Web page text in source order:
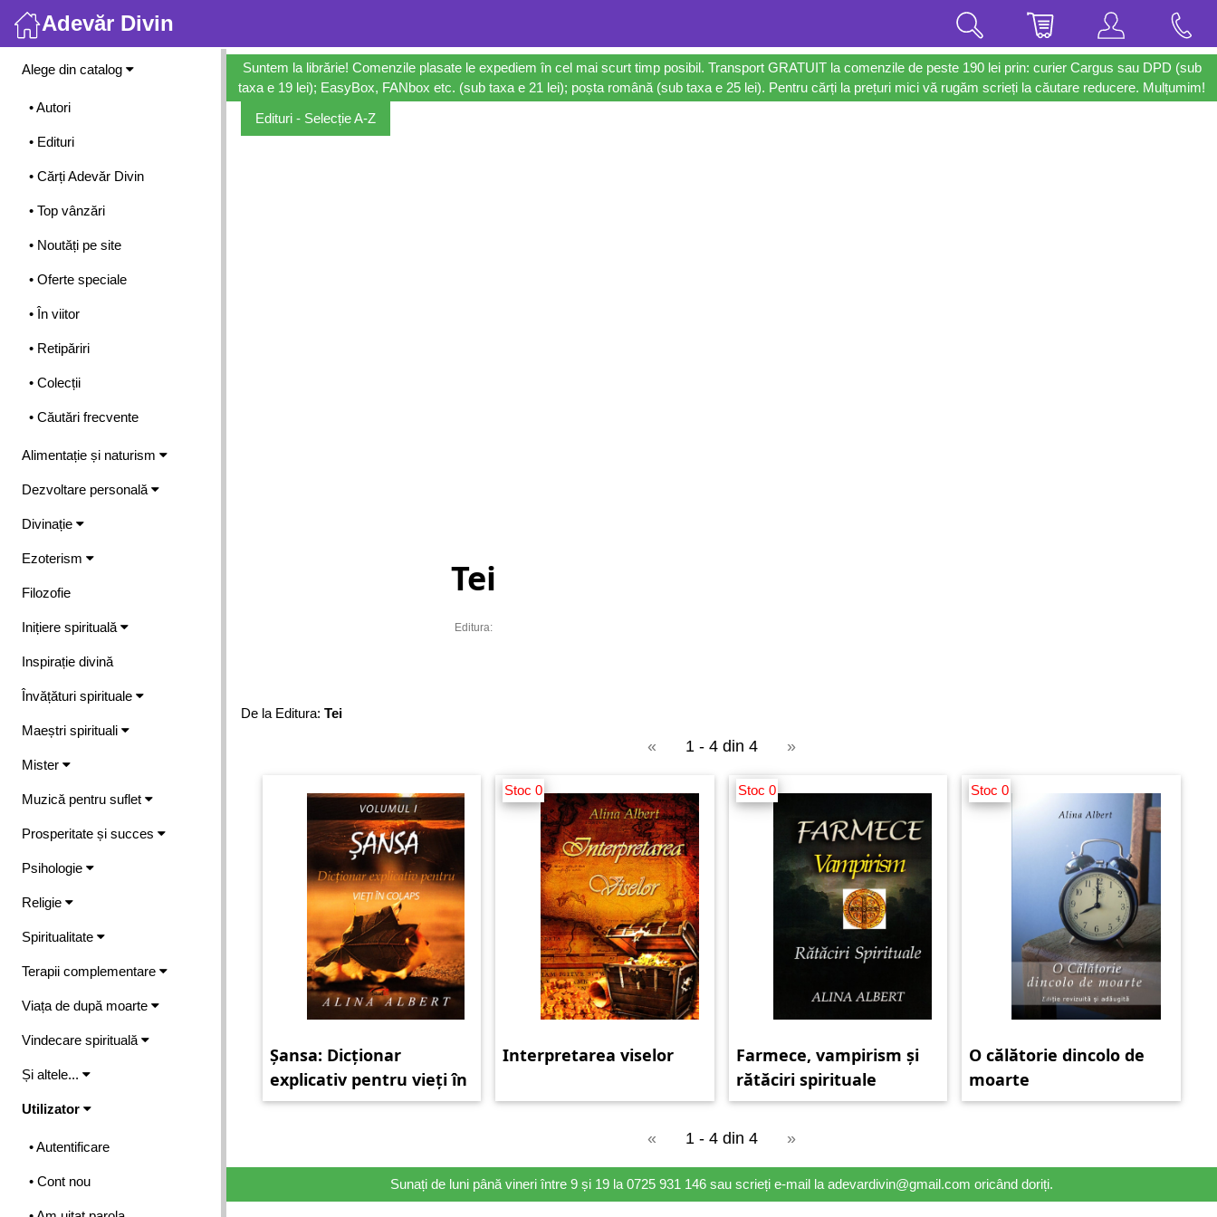
Adevăr Divin
Meniu
Alege din catalog
• Autori
• Edituri
• Cărți Adevăr Divin
• Top vânzări
• Noutăți pe site
• Oferte speciale
• În viitor
• Retipăriri
• Colecții
• Căutări frecvente
Alimentație și naturism
Dezvoltare personală
Divinație
Ezoterism
Filozofie
Inițiere spirituală
Inspirație divină
Învățături spirituale
Maeștri spirituali
Mister
Muzică pentru suflet
Prosperitate și succes
Psihologie
Religie
Spiritualitate
Terapii complementare
Viața de după moarte
Vindecare spirituală
Și altele...
Utilizator
• Autentificare
• Cont nou
Suntem la librărie! Comenzile plasate le expediem în cel mai scurt timp posibil. Transport GRATUIT la comenzile de peste 190 lei prin: curier Cargus sau DPD (sub
taxa e 19 lei); EasyBox, FANbox etc. (sub taxa e 21 lei); poșta română (sub taxa e 25 lei). Pentru cărți la prețuri mici vă rugăm scrieți la căutare reducere. Mulțumim!
Edituri - Selecție A-Z
Tei
Editura:
De la Editura: Tei
« 1 - 4 din 4 »
Șansa: Dicționar
explicativ pentru vieți în
colaps
Stoc 0
Interpretarea viselor
Stoc 0
Farmece, vampirism și
rătăciri spirituale
Stoc 0
O călătorie dincolo de
moarte
« 1 - 4 din 4 »
Sunați de luni până vineri între 9 și 19 la 0725 931 146 sau scrieți e-mail la adevardivin@gmail.com oricând doriți.